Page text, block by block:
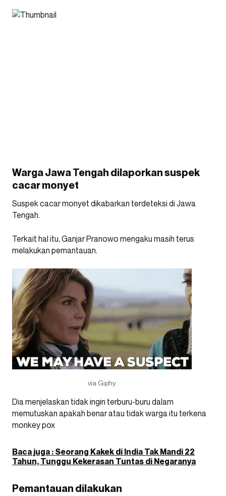
Warga Jawa Tengah dilaporkan suspek
cacar monyet
Suspek cacar monyet dikabarkan terdeteksi di Jawa
Tengah.
Terkait hal itu, Ganjar Pranowo mengaku masih terus
melakukan pemantauan.
via Giphy
Dia menjelaskan tidak ingin terburu-buru dalam
memutuskan apakah benar atau tidak warga itu terkena
monkey pox
Baca juga : Seorang Kakek di India Tak Mandi 22
Tahun, Tunggu Kekerasan Tuntas di Negaranya
Pemantauan dilakukan